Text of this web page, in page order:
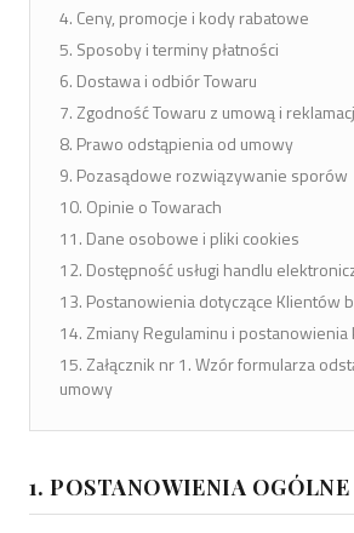
Ceny, promocje i kody rabatowe
Sposoby i terminy płatności
Dostawa i odbiór Towaru
Zgodność Towaru z umową i
Prawo odstąpienia od umowy
Pozasądowe rozwiązywanie sporów
Opinie o Towarach
Dane osobowe i pliki cookies
Dostępność usługi handlu
Postanowienia dotyczące Klientów
Zmiany Regulaminu i
Załącznik nr 1. Wzór formularza
umowy
1. POSTANOWIENIA